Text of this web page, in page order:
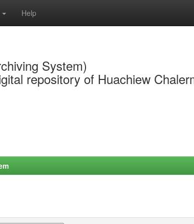
Help
System)
repository of Huachiew